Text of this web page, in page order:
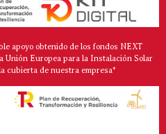
apoyo obtenido de los fondos NEXT
Unión Europea para la Instalación Solar
cubierta de nuestra empresa*